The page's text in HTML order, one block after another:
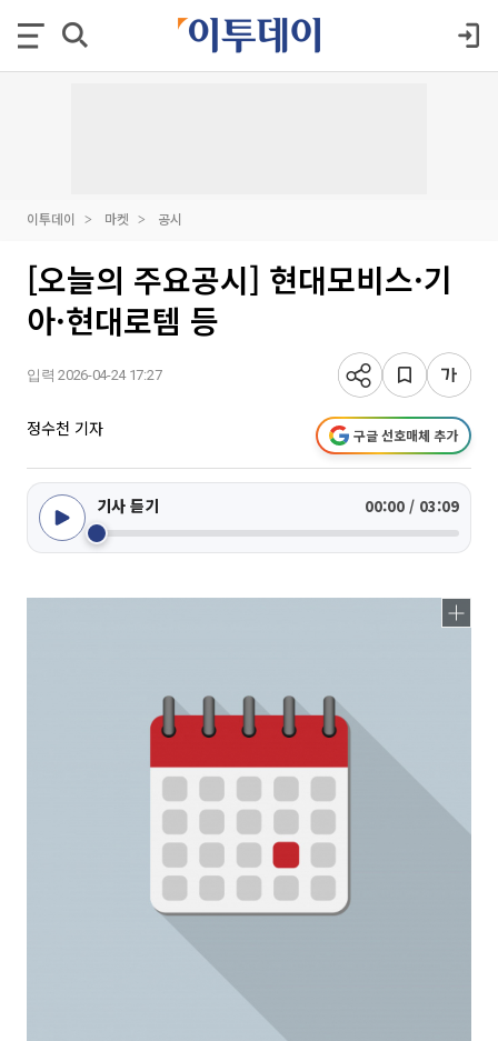
이투데이 마켓 공시
[오늘의 주요공시] 현대모비스·기
아·현대로템 등
입력 2026-04-24 17:27
정수천 기자 구글 선호매체 추가
기사 듣기 00:00 / 03:09